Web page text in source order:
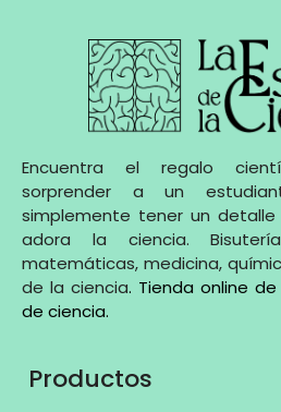
Encuentra el regalo
sorprender a un
simplemente tener un
adora la ciencia.
matemáticas, medicina,
de la ciencia. Tienda online
de ciencia.
Productos